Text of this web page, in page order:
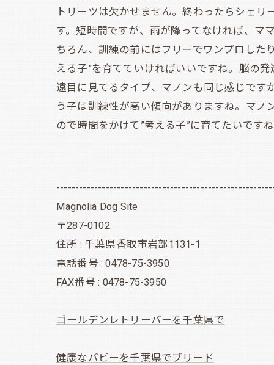
トリーツは欠かせません。終わったらシェ
す。短時間ですが、雨が降ってなければ、マ
ちろん、訓練の前にはフリーでワンプロした
える子”を育てていければいいですね。脳の
遠目に見てるタイプ、マノンも同じ感じです
う子は訓練性が高い傾向がありますね。マ
ので時間をかけて”考える子”に育てたいです
Magnolia Dog Site
〒287-0102
住所 : 千葉県香取市岩部1131-1
電話番号 : 0478-75-3950
FAX番号 : 0478-75-3950
ゴールデンレトリーバーを千葉県で
健康なパピーを千葉県でブリード